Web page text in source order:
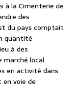
à la Cimenterie de
des
du pays comptait
quantité
à des
marché local.
en activité dans
voie de